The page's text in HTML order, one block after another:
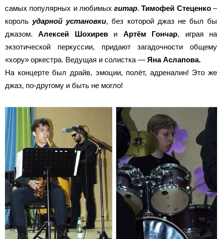
самых популярных и любимыхгитар.Тимофей Стеценко–
король ударной установки, без которой джаз не был бы
джазом.Алексей Шохиреви Артём Гончар, играя на
экзотической перкуссии, придают загадочности общему
«хору» оркестра. Ведущая и солистка — Яна Аслапова.
На концерте был драйв, эмоции, полёт, адреналин! Это же
джаз, по-другому и быть не могло!